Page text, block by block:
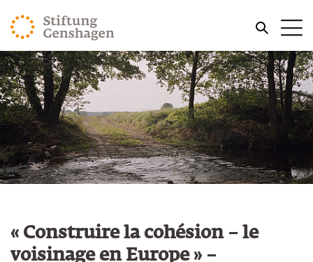
REVENIR AU CONTENU PRINCIPAL
REVENIR À LA RECHERCHE
« Construire la cohésion – le
voisinage en Europe » –